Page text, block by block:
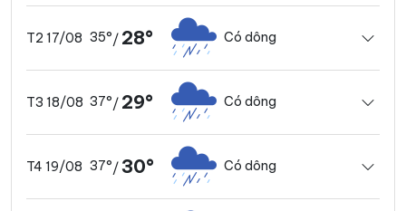
T2 17/08 35°/ 28° Có dông
T3 18/08 37°/ 29° Có dông
T4 19/08 37°/30° Có dông